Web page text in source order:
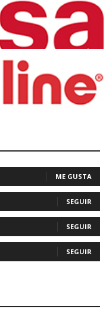
ME GUSTA
SEGUIR
SEGUIR
SEGUIR